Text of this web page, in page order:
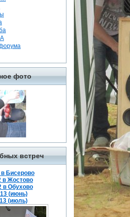
фото
встреч
Бисерово
в Жостово
в Обухово
(июнь)
(июль)